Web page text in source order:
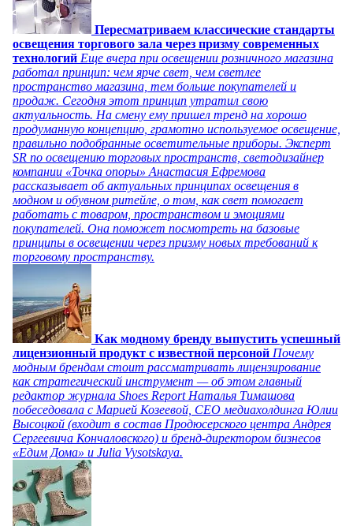
Пересматриваем классические стандарты
освещения торгового зала через призму современных
технологий Еще вчера при освещении розничного магазина
работал принцип: чем ярче свет, чем светлее
пространство магазина, тем больше покупателей и
продаж. Сегодня этот принцип утратил свою
актуальность. На смену ему пришел тренд на хорошо
продуманную концепцию, грамотно используемое освещение,
правильно подобранные осветительные приборы. Эксперт
SR по освещению торговых пространств, светодизайнер
компании «Точка опоры» Анастасия Ефремова
рассказывает об актуальных принципах освещения в
модном и обувном ритейле, о том, как свет помогает
работать с товаром, пространством и эмоциями
покупателей. Она поможет посмотреть на базовые
принципы в освещении через призму новых требований к
торговому пространству.
Как модному бренду выпустить успешный
лицензионный продукт с известной персоной Почему
модным брендам стоит рассматривать лицензирование
как стратегический инструмент — об этом главный
редактор журнала Shoes Report Наталья Тимашова
побеседовала с Марией Козеевой, СЕО медиахолдинга Юлии
Высоцкой (входит в состав Продюсерского центра Андрея
Сергеевича Кончаловского) и бренд-директором бизнесов
«Едим Дома» и Julia Vysotskaya.